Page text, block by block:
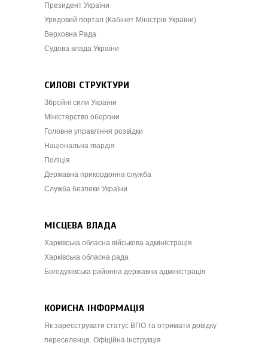
Президент України
Урядовий портал (Кабінет Міністрів України)
Верховна Рада
Судова влада України
СИЛОВІ СТРУКТУРИ
Збройні сили України
Міністерство оборони
Головне управління розвідки
Національна гвардія
Поліція
Державна прикордонна служба
Служба безпеки України
МІСЦЕВА ВЛАДА
Харківська обласна військова адміністрація
Харківська обласна рада
Богодухівська районна державна адміністрація
КОРИСНА ІНФОРМАЦІЯ
Як зареєструвати статус ВПО та отримати довідку
переселенця. Офіційна інструкція